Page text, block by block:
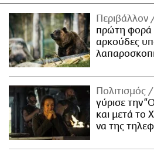
Περιβάλλον
πρώτη φορά
αρκούδες
Πολιτισμός
γύρισε την
και μετά το
να της